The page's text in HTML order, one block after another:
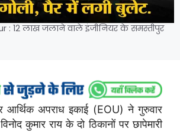
: 12 लाख जलाने वाले इंजीनियर के समस्तीपुर
आर्थिक अपराध इकाई (EOU) ने गुरुवार
कुमार राय के दो ठिकानों पर छापेमारी